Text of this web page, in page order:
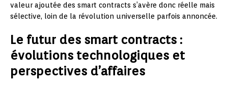
valeur ajoutée des smart contracts s’avère donc réelle mais
sélective, loin de la révolution universelle parfois annoncée.
Le futur des smart contracts :
évolutions technologiques et
perspectives d’affaires